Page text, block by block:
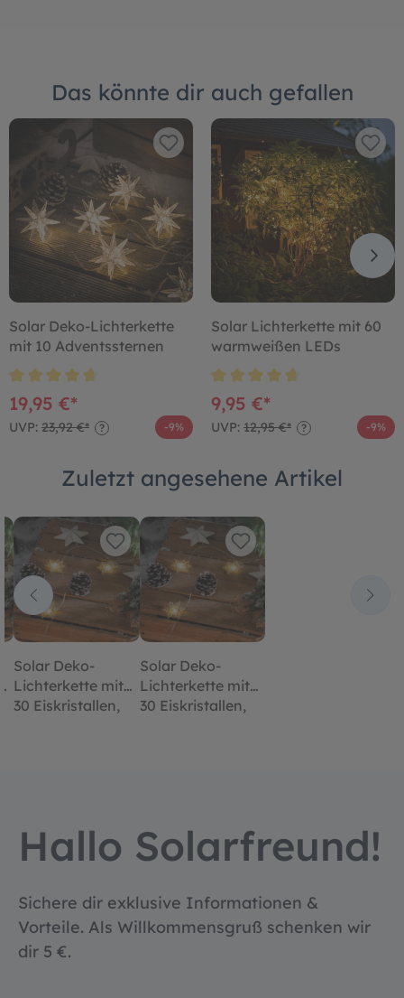
Das könnte dir auch gefallen
Solar Deko-Lichterkette
mit 10 Adventssternen
19,95 €*
UVP: 23,92 €* ? -9%
Solar Lichterkette mit 60
warmweißen LEDs
9,95 €*
UVP: 12,95 €* ? -9%
Zuletzt angesehene Artikel
Solar Deko-
Lichterkette mit
30 Eiskristallen,
Solar Deko-
Lichterkette mit
30 Eiskristallen,
Hallo Solarfreund!
Sichere dir exklusive Informationen &
Vorteile. Als Willkommensgruß schenken wir
dir 5 €.